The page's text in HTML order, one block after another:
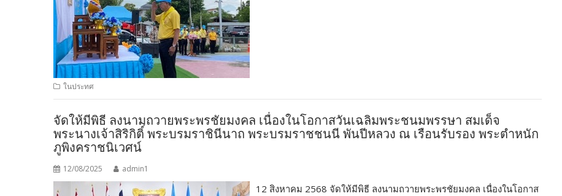
ในประทศ
จัดให้มีพิธี ลงนามถวายพระพรชัยมงคล เนื่องในโอกาสวันเฉลิมพระชนมพรรษา สมเด็จ
พระนางเจ้าสิริกิติ์ พระบรมราชินีนาถ พระบรมราชชนนี พันปีหลวง ณ เรือนรับรอง พระตำหนัก
ภูพิงคราชนิเวศน์
12/08/2025 admin1
12 สิงหาคม 2568 จัดให้มีพิธี ลงนามถวายพระพรชัยมงคล เนื่องในโอกาส